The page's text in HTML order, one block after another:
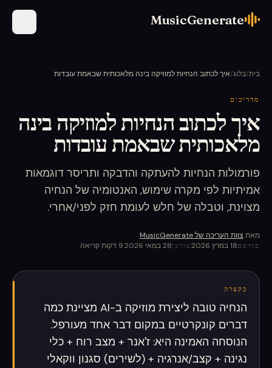
MusicGenerate
בית/בלוג/איך לכתוב הנחיות למוזיקה בינה מלאכותית שבאמת עובדות
מדריכים
איך לכתוב הנחיות למוזיקה בינה
מלאכותית שבאמת עובדות
פורמולות הנחיות להעתקה והדבקה ותריסר דוגמאות
אמיתיות לפי מקרה שימוש, האנטומיה של הנחיה
מצוינת, וטבלה של חלש לעומת חזק לפני/אחרי.
מאת צוות העריכה של MusicGenerate ·
פורסם18 במרץ 2026 עודכן28 במאי 2026 ·
9 דקות קריאה
בקצרה
הנחיה טובה ליצירת מוזיקה ב-AI מציינת כמה
דברים קונקרטיים במקום דבר אחד מעורפל.
הנוסחה האמינה היא: ז'אנר + מצב רוח + כלי
נגינה + קצב/אנרגיה + (לשירים) סגנון ווקאלי